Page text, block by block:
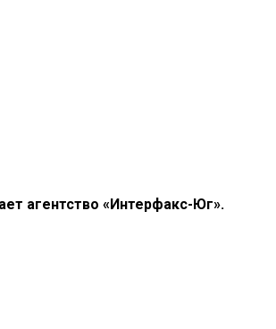
агентство «Интерфакс-Юг».